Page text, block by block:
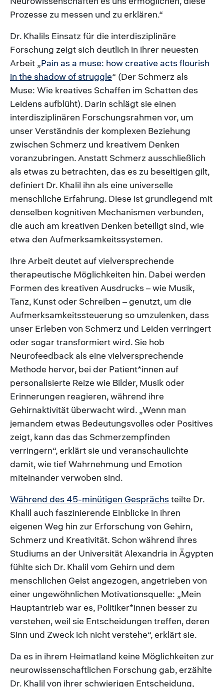
Prozesse zu messen und zu erklären.“
Dr. Khalils Einsatz für die interdisziplinäre
Forschung zeigt sich deutlich in ihrer neuesten
Arbeit „Pain as a muse: how creative acts flourish
in the shadow of struggle“ (Der Schmerz als
Muse: Wie kreatives Schaffen im Schatten des
Leidens aufblüht). Darin schlägt sie einen
interdisziplinären Forschungsrahmen vor, um
unser Verständnis der komplexen Beziehung
zwischen Schmerz und kreativem Denken
voranzubringen. Anstatt Schmerz ausschließlich
als etwas zu betrachten, das es zu beseitigen gilt,
definiert Dr. Khalil ihn als eine universelle
menschliche Erfahrung. Diese ist grundlegend mit
denselben kognitiven Mechanismen verbunden,
die auch am kreativen Denken beteiligt sind, wie
etwa den Aufmerksamkeitssystemen.
Ihre Arbeit deutet auf vielversprechende
therapeutische Möglichkeiten hin. Dabei werden
Formen des kreativen Ausdrucks – wie Musik,
Tanz, Kunst oder Schreiben – genutzt, um die
Aufmerksamkeitssteuerung so umzulenken, dass
unser Erleben von Schmerz und Leiden verringert
oder sogar transformiert wird. Sie hob
Neurofeedback als eine vielversprechende
Methode hervor, bei der Patient*innen auf
personalisierte Reize wie Bilder, Musik oder
Erinnerungen reagieren, während ihre
Gehirnaktivität überwacht wird. „Wenn man
jemandem etwas Bedeutungsvolles oder Positives
zeigt, kann das das Schmerzempfinden
verringern“, erklärt sie und veranschaulichte
damit, wie tief Wahrnehmung und Emotion
miteinander verwoben sind.
Während des 45-minütigen Gesprächs teilte Dr.
Khalil auch faszinierende Einblicke in ihren
eigenen Weg hin zur Erforschung von Gehirn,
Schmerz und Kreativität. Schon während ihres
Studiums an der Universität Alexandria in Ägypten
fühlte sich Dr. Khalil vom Gehirn und dem
menschlichen Geist angezogen, angetrieben von
einer ungewöhnlichen Motivationsquelle: „Mein
Hauptantrieb war es, Politiker*innen besser zu
verstehen, weil sie Entscheidungen treffen, deren
Sinn und Zweck ich nicht verstehe“, erklärt sie.
Da es in ihrem Heimatland keine Möglichkeiten zur
neurowissenschaftlichen Forschung gab, erzählte
Dr. Khalil von ihrer schwierigen Entscheidung,